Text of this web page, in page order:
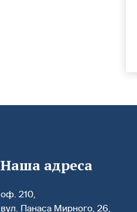
Наша адреса
оф. 210,
вул. Панаса Мирного, 26,